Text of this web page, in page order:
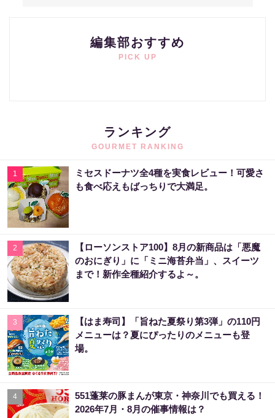
編集部おすすめ
PICK UP
ランキング
GOURMET RANKING
1
ミセスドーナツ全4種を実食レビュー！可愛さ
も食べ応えもばっちりで大満足。
2
【ローソンストア100】8月の新商品は「悪魔
のおにぎり」に「ミニ海苔弁当」、スイーツ
まで！新作全種紹介するよ～。
3
【はま寿司】「旨ねた夏祭り第3弾」の110円
メニューは？夏にぴったりのメニューも登
場。
4
551蓬莱の豚まんが東京・神奈川でも買える！
2026年7月・8月の催事情報は？